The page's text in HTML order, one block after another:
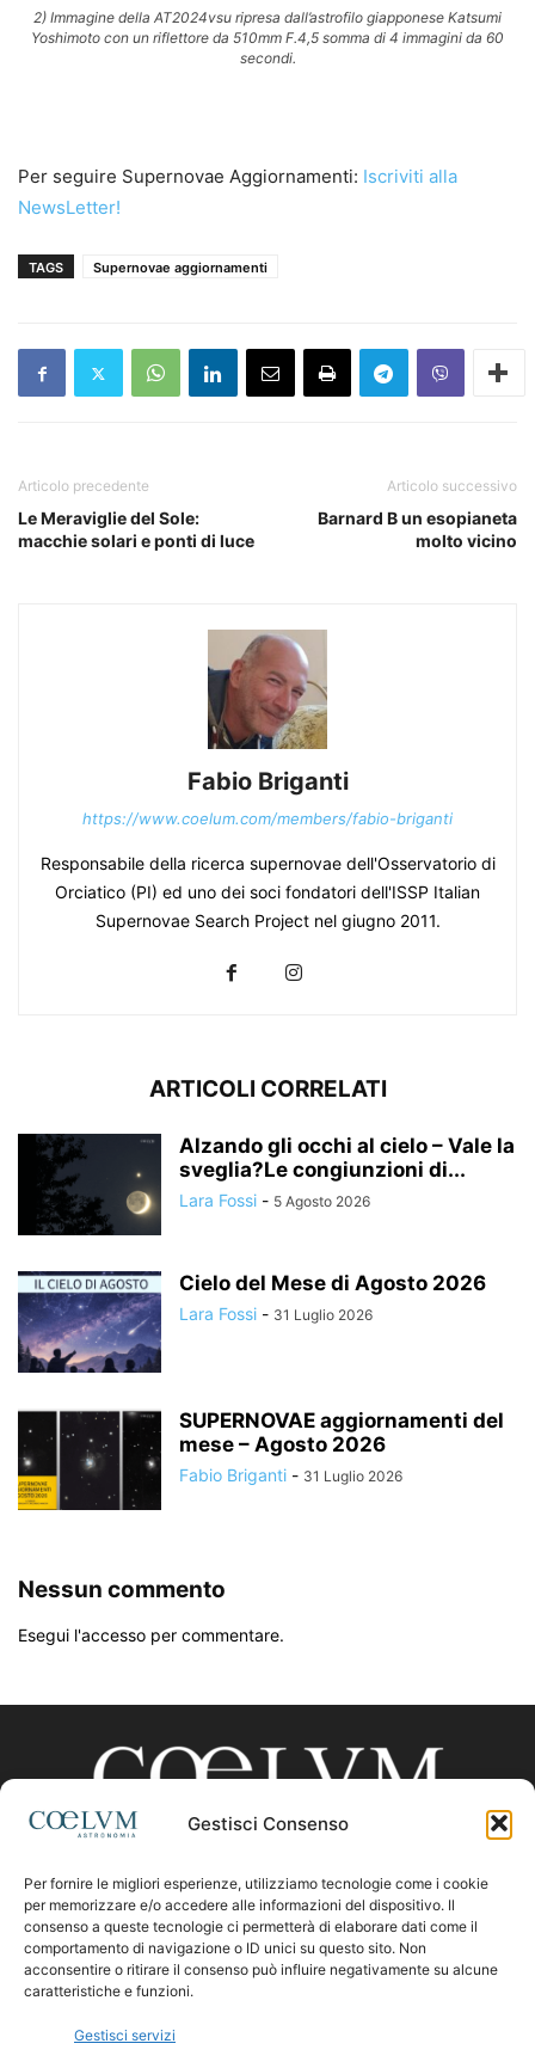
Gestisci Consenso
Per fornire le migliori esperienze, utilizziamo tecnologie come i cookie
per memorizzare e/o accedere alle informazioni del dispositivo. Il
consenso a queste tecnologie ci permetterà di elaborare dati come il
comportamento di navigazione o ID unici su questo sito. Non
acconsentire o ritirare il consenso può influire negativamente su alcune
caratteristiche e funzioni.
Gestisci servizi
2) Immagine della AT2024vsu ripresa dall’astrofilo giapponese Katsumi
Yoshimoto con un riflettore da 510mm F.4,5 somma di 4 immagini da 60
secondi.
Per seguire Supernovae Aggiornamenti: Iscriviti alla
NewsLetter!
TAGS Supernovae aggiornamenti
Articolo precedente
Le Meraviglie del Sole:
macchie solari e ponti di luce
Articolo successivo
Barnard B un esopianeta
molto vicino
Fabio Briganti
https://www.coelum.com/members/fabio-briganti
Responsabile della ricerca supernovae dell'Osservatorio di
Orciatico (PI) ed uno dei soci fondatori dell'ISSP Italian
Supernovae Search Project nel giugno 2011.
ARTICOLI CORRELATI
Alzando gli occhi al cielo – Vale la
sveglia?Le congiunzioni di...
Lara Fossi - 5 Agosto 2026
Cielo del Mese di Agosto 2026
Lara Fossi - 31 Luglio 2026
SUPERNOVAE aggiornamenti del
mese – Agosto 2026
Fabio Briganti - 31 Luglio 2026
Nessun commento
Esegui l'accesso per commentare.
CHI SIAMO
Contattaci:coelumastro@coelum.com